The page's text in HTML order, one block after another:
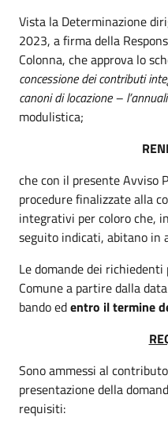
Vista la Determinazione
2023, a firma della
Colonna, che approva lo
concessione deicontributi
canoni di locazione –
modulistica;
che con il presente Avviso
procedure finalizzate alla
integrativi per coloro che,
seguito indicati, abitano in
Le domande dei
Comune a partire dalla
bando edentro il termine
Sono ammessi al
presentazione della
requisiti: